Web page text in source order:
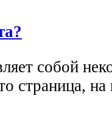
собой
страница,